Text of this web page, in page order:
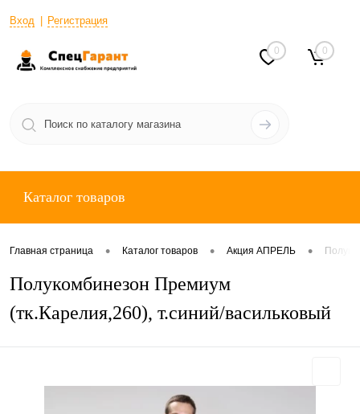
Вход Регистрация
0 0
Каталог товаров
Главная страница • Каталог товаров • Акция АПРЕЛЬ •
Полукомбинезон Премиум
(тк.Карелия,260), т.синий/васильковый